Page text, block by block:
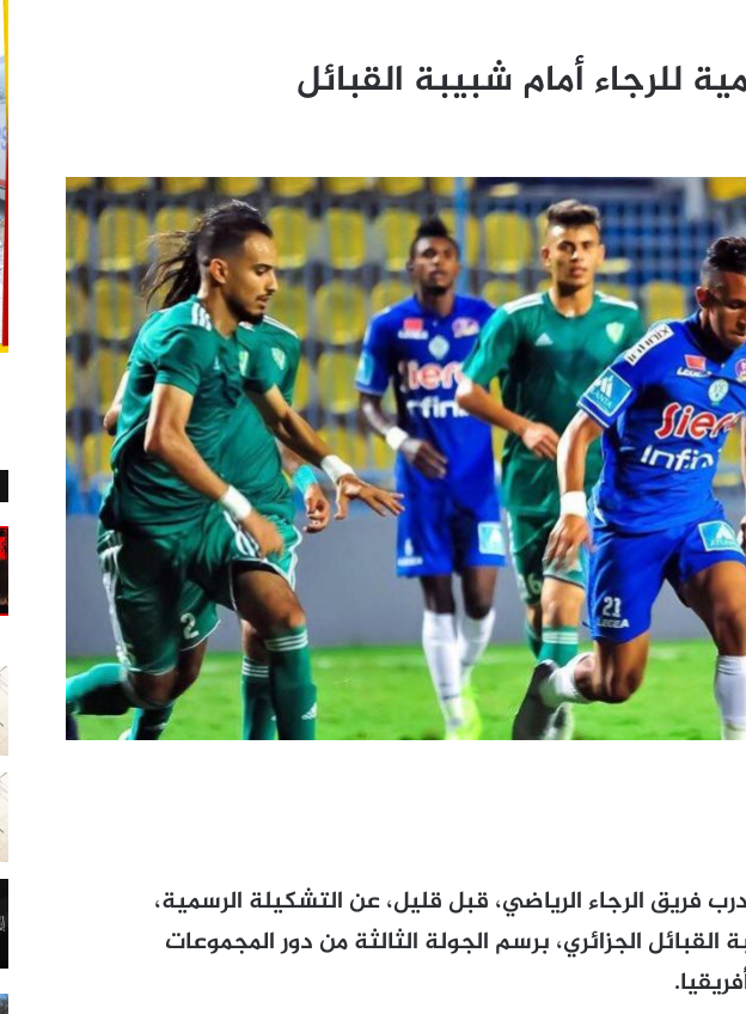
للرجاء أمام شبيبة القبائل
فريق الرجاء الرياضي، قبل قليل، عن التشكيلة الرسمية،
القبائل الجزائري، برسم الجولة الثالثة من دور المجموعات